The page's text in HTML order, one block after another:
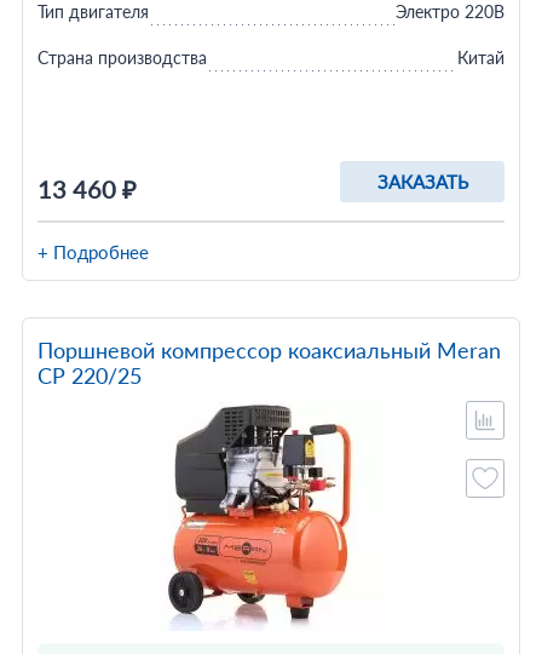
13 460 ₽ ЗАКАЗАТЬ
Тип двигателя Электро 220В
Страна производства Китай
+ Подробнее
Поршневой компрессор коаксиальный Meran
CP 220/25